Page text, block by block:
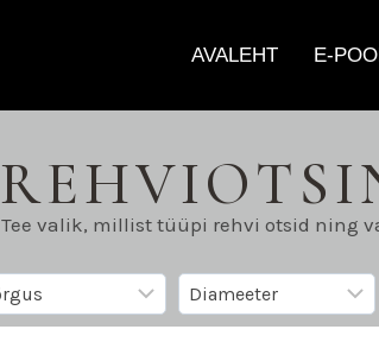
AVALEHT E-
Tee valik, millist tüüpi rehvi otsid ning